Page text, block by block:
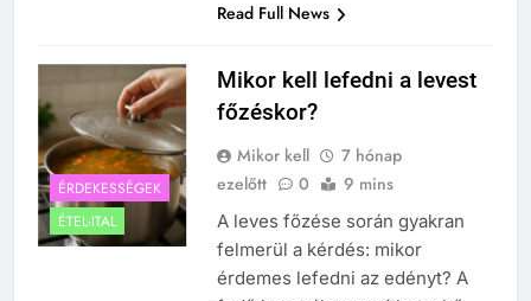
Read Full News
ÉRDEKESSÉGEK
ÉTEL-ITAL
Mikor kell lefedni a levest
főzéskor?
Mikor kell
7 hónap
ezelőtt
0 9 mins
A leves főzése során gyakran
felmerül a kérdés: mikor
érdemes lefedni az edényt? A